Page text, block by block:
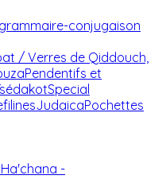
conjugaison
/ Verres de Qiddouch,
Pendentifs et
Special
JudaicaPochettes
-